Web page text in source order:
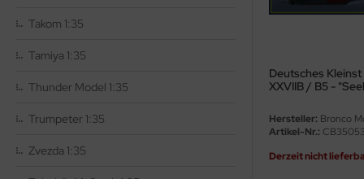
Takom 1:35
Tamiya 1:35
Thunder Model 1:35
Trumpeter 1:35
Zvezda 1:35
Deutsches
XXVIIB / B5 -
Hersteller: Bronco
Artikel-Nr.: CB35053
Derzeit nicht
of Valor / Waltersons
Hobby
Model Kits